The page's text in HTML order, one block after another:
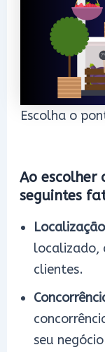
Escolha o
Ao escolher
seguintes
localizado,
clientes.
seu